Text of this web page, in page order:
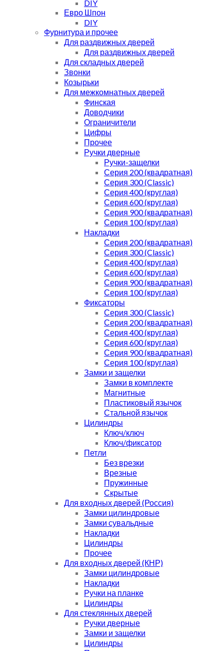
DIY
Евро Шпон
DIY
Фурнитура и прочее
Для раздвижных дверей
Для раздвижных дверей
Для складных дверей
Звонки
Козырьки
Для межкомнатных дверей
Финская
Доводчики
Ограничители
Цифры
Прочее
Ручки дверные
Ручки-защелки
Серия 200 (квадратная)
Серия 300 (Classic)
Серия 400 (круглая)
Серия 600 (круглая)
Серия 900 (квадратная)
Серия 100 (круглая)
Накладки
Серия 200 (квадратная)
Серия 300 (Classic)
Серия 400 (круглая)
Серия 600 (круглая)
Серия 900 (квадратная)
Серия 100 (круглая)
Фиксаторы
Серия 300 (Classic)
Серия 200 (квадратная)
Серия 400 (круглая)
Серия 600 (круглая)
Серия 900 (квадратная)
Серия 100 (круглая)
Замки и защелки
Замки в комплекте
Магнитные
Пластиковый язычок
Стальной язычок
Цилиндры
Ключ/ключ
Ключ/фиксатор
Петли
Без врезки
Врезные
Пружинные
Скрытые
Для входных дверей (Россия)
Замки цилиндровые
Замки сувальдные
Накладки
Цилиндры
Прочее
Для входных дверей (КНР)
Замки цилиндровые
Накладки
Ручки на планке
Цилиндры
Для стеклянных дверей
Ручки дверные
Замки и защелки
Цилиндры